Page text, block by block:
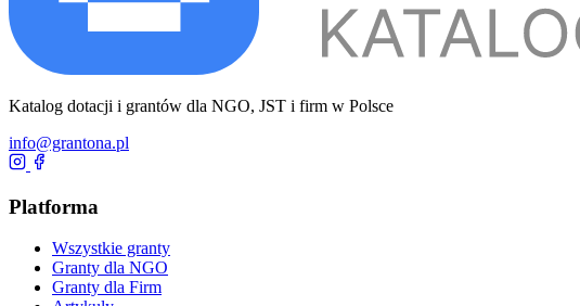
Katalog dotacji i grantów dla NGO, JST i firm w Polsce
info@grantona.pl
Platforma
Wszystkie granty
Granty dla NGO
Granty dla Firm